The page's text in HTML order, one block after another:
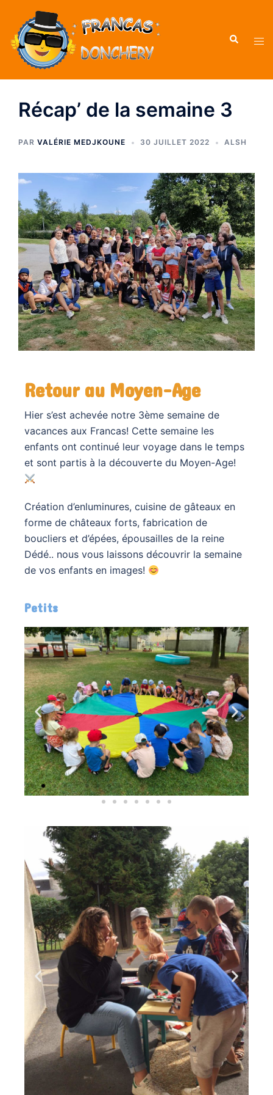
Récap’ de la semaine 3
PAR VALÉRIE MEDJKOUNE 30 JUILLET 2022 ALSH
Retour au Moyen-Age
Hier s’est achevée notre 3ème semaine de
vacances aux Francas! Cette semaine les
enfants ont continué leur voyage dans le temps
et sont partis à la découverte du Moyen-Age!
Création d’enluminures, cuisine de gâteaux en
forme de châteaux forts, fabrication de
boucliers et d’épées, épousailles de la reine
Dédé.. nous vous laissons découvrir la semaine
de vos enfants en images!
Petits